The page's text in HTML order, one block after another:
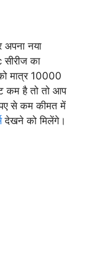
नया
का
मात्र 10000
कम है तो तो आप
से कम कीमत में
देखने को मिलेंगे।